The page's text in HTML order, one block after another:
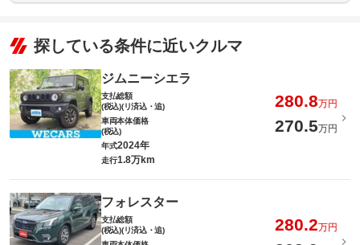
探している条件に近いクルマ
ジムニーシエラ
支払総額
(税込)(リ済込・追)
280.8万円
車両本体価格
(税込)
270.5万円
年式2024年
走行1.8万km
フォレスター
支払総額
(税込)(リ済込・追)
280.2万円